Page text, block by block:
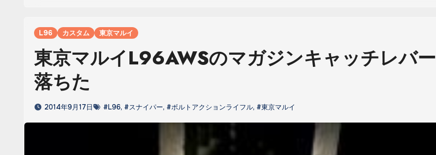
L96 カスタム 東京マルイ
東京マルイL96AWSのマガジンキャッチレバ
落ちた
2014年9月17日 #L96, #スナイパー, #ボルトアクションライフル, #東京マルイ